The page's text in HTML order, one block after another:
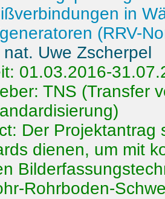
in
(RRV-
nat. Uwe Zscherpel
01.03.2016-
TNS (Transfer
Der Projektantrag
dienen, um mit
Rohrboden-